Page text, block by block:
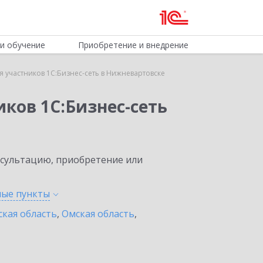
обучение Приобретение и внедрение
1С:Бизнес-сеть в Нижневартовске
1С:Бизнес-сеть
приобретение или
пункты
область, Омская область,